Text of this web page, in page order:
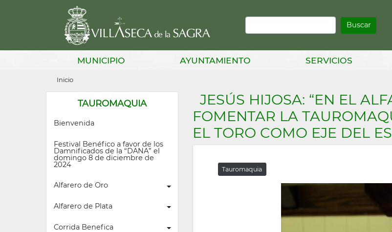
Buscar
MUNICIPIO AYUNTAMIENTO SERVICIOS
Sobrescribir
enlaces
ayuda
a
la
Inicio
TAUROMAQUIA
Bienvenida
Festival Benéfico a favor de los
Damnificados de la “DANA” el
domingo 8 de diciembre de
2024
Alfarero de Oro
Alfarero de Plata
Corrida Benefica
JESÚS HIJOSA: “EN EL
FOMENTAR LA
EL TORO COMO EJE DEL
Tauromaquia